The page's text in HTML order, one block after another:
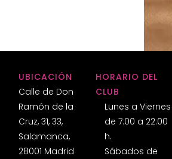
UBICACIÓN
Calle de Don
Ramón de la
Cruz, 31, 33,
Salamanca,
28001 Madrid
HORARIO DEL
CLUB
Lunes a Viernes
de 7:00 a 22:00
h.
Sábados de